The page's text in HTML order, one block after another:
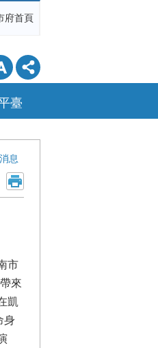
府首頁
臺
息
市
來
凱
身